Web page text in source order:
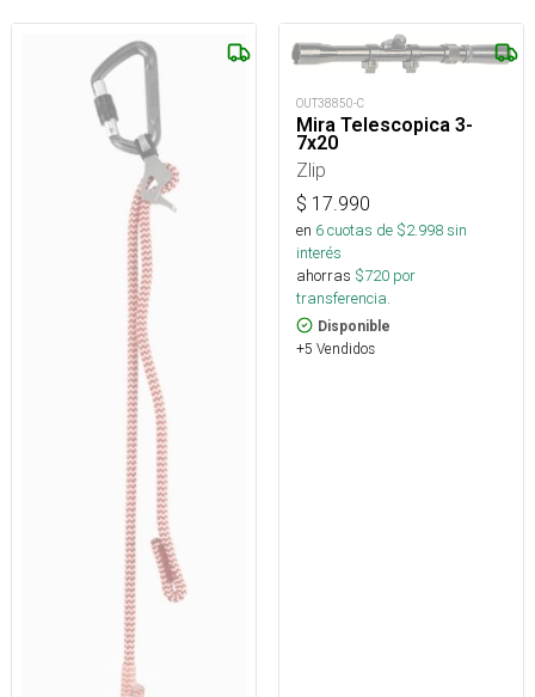
OUT38850-C
Mira Telescopica 3-
7x20
Zlip
$ 17.990
en 6cuotas de $2.998sin
interés
ahorras $720 por
transferencia.
Disponible
+5 Vendidos